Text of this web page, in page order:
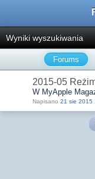
Wyniki wyszukiwania
Forums
2015-05
W MyApple
Napisano 21 sie 2015